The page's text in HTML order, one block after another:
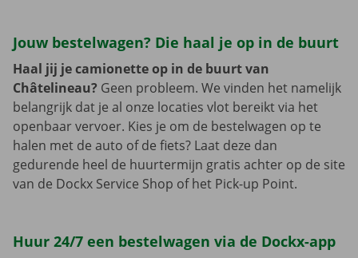
Jouw bestelwagen? Die haal je op in de buurt
Haal jij je camionette op in de buurt van
Châtelineau? Geen probleem. We vinden het namelijk
belangrijk dat je al onze locaties vlot bereikt via het
openbaar vervoer. Kies je om de bestelwagen op te
halen met de auto of de fiets? Laat deze dan
gedurende heel de huurtermijn gratis achter op de site
van de Dockx Service Shop of het Pick-up Point.
Huur 24/7 een bestelwagen via de Dockx-app